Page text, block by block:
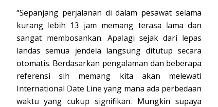
“Sepanjang perjalanan di dalam pesawat selama
kurang lebih 13 jam memang terasa lama dan
sangat membosankan. Apalagi sejak dari lepas
landas semua jendela langsung ditutup secara
otomatis. Berdasarkan pengalaman dan beberapa
referensi sih memang kita akan melewati
International Date Line yang mana ada perbedaan
waktu yang cukup signifikan. Mungkin supaya